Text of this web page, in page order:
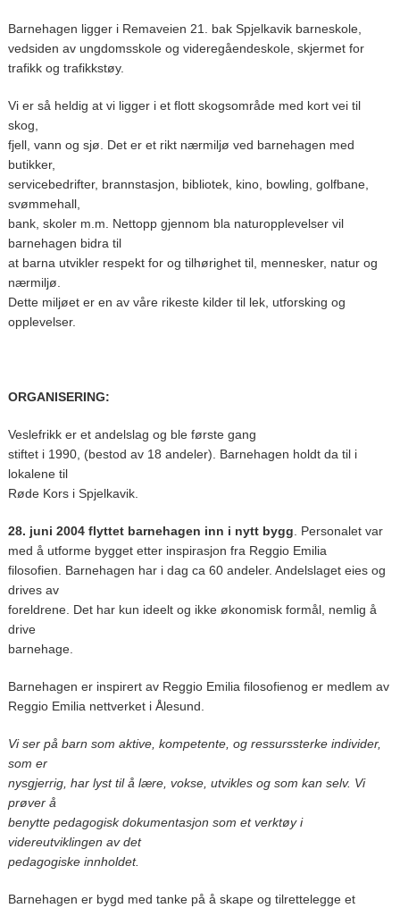
Barnehagen ligger i Remaveien 21. bak Spjelkavik barneskole,
vedsiden av ungdomsskole og videregåendeskole, skjermet for
trafikk og trafikkstøy.
Vi er så heldig at vi ligger i et flott skogsområde med kort vei til
skog,
fjell, vann og sjø. Det er et rikt nærmiljø ved barnehagen med
butikker,
servicebedrifter, brannstasjon, bibliotek, kino, bowling, golfbane,
svømmehall,
bank, skoler m.m. Nettopp gjennom bla naturopplevelser vil
barnehagen bidra til
at barna utvikler respekt for og tilhørighet til, mennesker, natur og
nærmiljø.
Dette miljøet er en av våre rikeste kilder til lek, utforsking og
opplevelser.
ORGANISERING:
Veslefrikk er et andelslag og ble første gang
stiftet i 1990, (bestod av 18 andeler). Barnehagen holdt da til i
lokalene til
Røde Kors i Spjelkavik.
28. juni 2004 flyttet barnehagen inn i nytt bygg. Personalet var
med å utforme bygget etter inspirasjon fra Reggio Emilia
filosofien. Barnehagen har i dag ca 60 andeler. Andelslaget eies og
drives av
foreldrene. Det har kun ideelt og ikke økonomisk formål, nemlig å
drive
barnehage.
Barnehagen er inspirert av Reggio Emilia filosofienog er medlem av
Reggio Emilia nettverket i Ålesund.
Vi ser på barn som aktive, kompetente, og ressurssterke individer,
som er
nysgjerrig, har lyst til å lære, vokse, utvikles og som kan selv. Vi
prøver å
benytte pedagogisk dokumentasjon som et verktøy i
videreutviklingen av det
pedagogiske innholdet.
Barnehagen er bygd med tanke på å skape og tilrettelegge et